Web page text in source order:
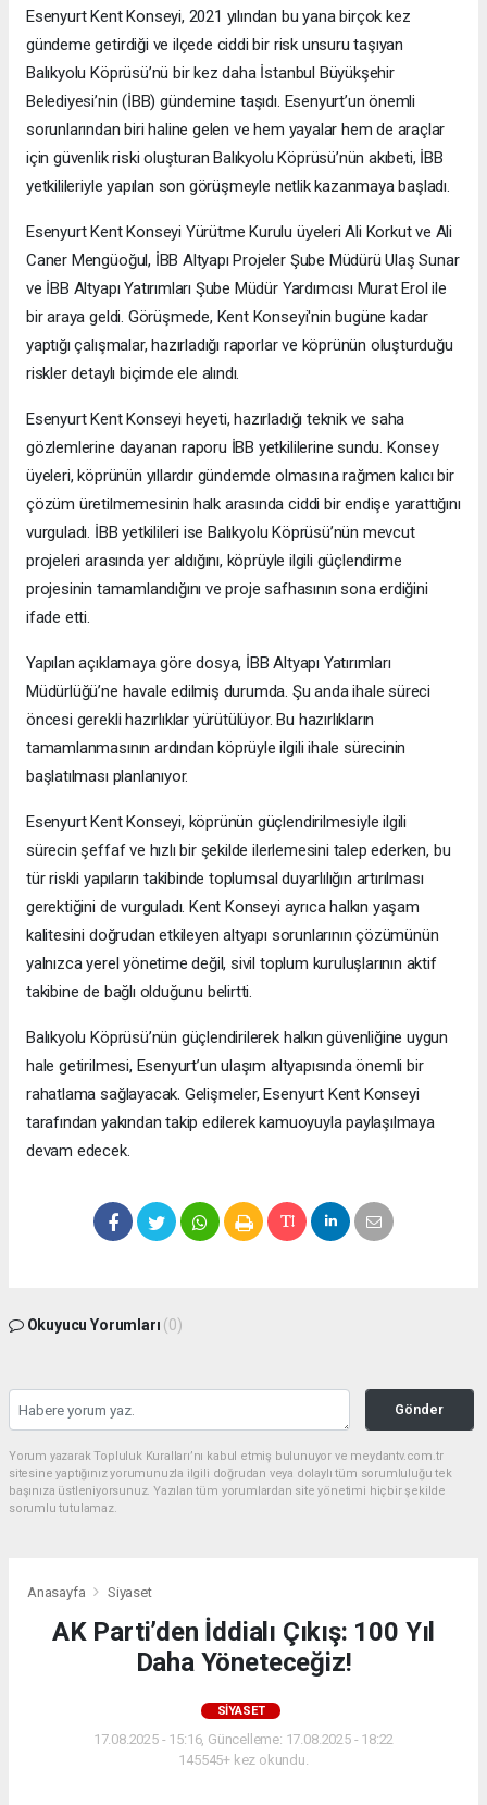
Esenyurt Kent Konseyi, 2021 yılından bu yana birçok kez
gündeme getirdiği ve ilçede ciddi bir risk unsuru taşıyan
Balıkyolu Köprüsü’nü bir kez daha İstanbul Büyükşehir
Belediyesi’nin (İBB) gündemine taşıdı. Esenyurt’un önemli
sorunlarından biri haline gelen ve hem yayalar hem de araçlar
için güvenlik riski oluşturan Balıkyolu Köprüsü’nün akıbeti, İBB
yetkilileriyle yapılan son görüşmeyle netlik kazanmaya başladı.
Esenyurt Kent Konseyi Yürütme Kurulu üyeleri Ali Korkut ve Ali
Caner Mengüoğul, İBB Altyapı Projeler Şube Müdürü Ulaş Sunar
ve İBB Altyapı Yatırımları Şube Müdür Yardımcısı Murat Erol ile
bir araya geldi. Görüşmede, Kent Konseyi'nin bugüne kadar
yaptığı çalışmalar, hazırladığı raporlar ve köprünün oluşturduğu
riskler detaylı biçimde ele alındı.
Esenyurt Kent Konseyi heyeti, hazırladığı teknik ve saha
gözlemlerine dayanan raporu İBB yetkililerine sundu. Konsey
üyeleri, köprünün yıllardır gündemde olmasına rağmen kalıcı bir
çözüm üretilmemesinin halk arasında ciddi bir endişe yarattığını
vurguladı. İBB yetkilileri ise Balıkyolu Köprüsü’nün mevcut
projeleri arasında yer aldığını, köprüyle ilgili güçlendirme
projesinin tamamlandığını ve proje safhasının sona erdiğini
ifade etti.
Yapılan açıklamaya göre dosya, İBB Altyapı Yatırımları
Müdürlüğü’ne havale edilmiş durumda. Şu anda ihale süreci
öncesi gerekli hazırlıklar yürütülüyor. Bu hazırlıkların
tamamlanmasının ardından köprüyle ilgili ihale sürecinin
başlatılması planlanıyor.
Esenyurt Kent Konseyi, köprünün güçlendirilmesiyle ilgili
sürecin şeffaf ve hızlı bir şekilde ilerlemesini talep ederken, bu
tür riskli yapıların takibinde toplumsal duyarlılığın artırılması
gerektiğini de vurguladı. Kent Konseyi ayrıca halkın yaşam
kalitesini doğrudan etkileyen altyapı sorunlarının çözümünün
yalnızca yerel yönetime değil, sivil toplum kuruluşlarının aktif
takibine de bağlı olduğunu belirtti.
Balıkyolu Köprüsü’nün güçlendirilerek halkın güvenliğine uygun
hale getirilmesi, Esenyurt’un ulaşım altyapısında önemli bir
rahatlama sağlayacak. Gelişmeler, Esenyurt Kent Konseyi
tarafından yakından takip edilerek kamuoyuyla paylaşılmaya
devam edecek.
Okuyucu Yorumları (0)
Gönder
Yorum yazarak Topluluk Kuralları’nı kabul etmiş bulunuyor ve meydantv.com.tr
sitesine yaptığınız yorumunuzla ilgili doğrudan veya dolaylı tüm sorumluluğu tek
başınıza üstleniyorsunuz. Yazılan tüm yorumlardan site yönetimi hiçbir şekilde
sorumlu tutulamaz.
Anasayfa Siyaset
AK Parti’den İddialı Çıkış: 100 Yıl
Daha Yöneteceğiz!
SIYASET
17.08.2025 - 15:16, Güncelleme: 17.08.2025 - 18:22
145545+ kez okundu.